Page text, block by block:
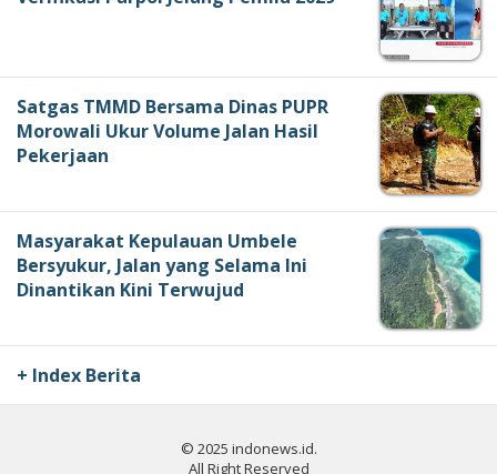
Satgas TMMD Bersama Dinas PUPR
Morowali Ukur Volume Jalan Hasil
Pekerjaan
Masyarakat Kepulauan Umbele
Bersyukur, Jalan yang Selama Ini
Dinantikan Kini Terwujud
+ Index Berita
© 2025 indonews.id.
All Right Reserved